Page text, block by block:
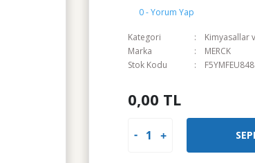
0 - Yorum Yap
Kategori
Kimyasallar
Marka
MERCK
Stok Kodu
F5YMFEU848
0,00 TL